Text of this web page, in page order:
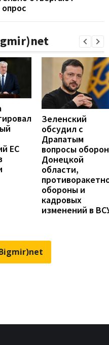
ЕС
Зеленский
обсудил с
Драпатым
вопросы
Донецкой
области,
обороны и
кадровых
изменений в